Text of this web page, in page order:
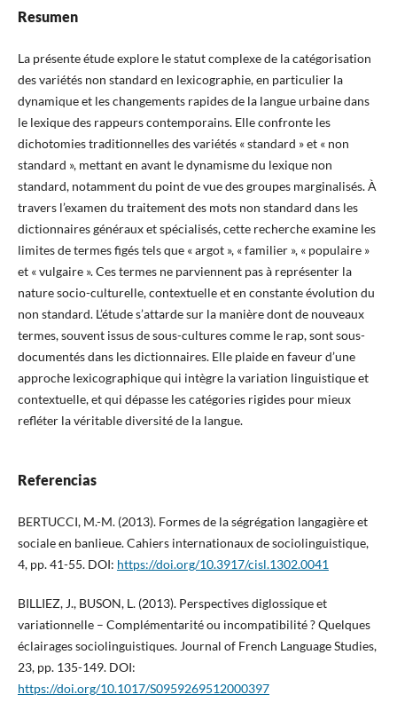
Resumen
La présente étude explore le statut complexe de la catégorisation
des variétés non standard en lexicographie, en particulier la
dynamique et les changements rapides de la langue urbaine dans
le lexique des rappeurs contemporains. Elle confronte les
dichotomies traditionnelles des variétés « standard » et « non
standard », mettant en avant le dynamisme du lexique non
standard, notamment du point de vue des groupes marginalisés. À
travers l’examen du traitement des mots non standard dans les
dictionnaires généraux et spécialisés, cette recherche examine les
limites de termes figés tels que « argot », « familier », « populaire »
et « vulgaire ». Ces termes ne parviennent pas à représenter la
nature socio-culturelle, contextuelle et en constante évolution du
non standard. L’étude s’attarde sur la manière dont de nouveaux
termes, souvent issus de sous-cultures comme le rap, sont sous-
documentés dans les dictionnaires. Elle plaide en faveur d’une
approche lexicographique qui intègre la variation linguistique et
contextuelle, et qui dépasse les catégories rigides pour mieux
refléter la véritable diversité de la langue.
Referencias
BERTUCCI, M.-M. (2013). Formes de la ségrégation langagière et
sociale en banlieue. Cahiers internationaux de sociolinguistique,
4, pp. 41-55. DOI: https://doi.org/10.3917/cisl.1302.0041
BILLIEZ, J., BUSON, L. (2013). Perspectives diglossique et
variationnelle – Complémentarité ou incompatibilité ? Quelques
éclairages sociolinguistiques. Journal of French Language Studies,
23, pp. 135-149. DOI:
https://doi.org/10.1017/S0959269512000397